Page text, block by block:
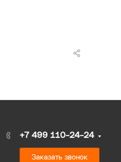
+7 499 110-24-24
Заказать звонок